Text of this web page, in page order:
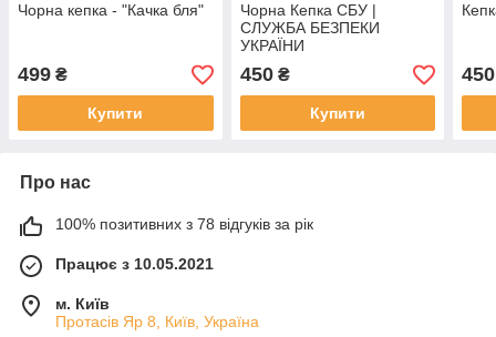
Чорна кепка - "Качка бля"
499 ₴
Купити
Чорна Кепка СБУ |
CЛУЖБА БЕЗПЕКИ
УКРАЇНИ
450₴
Купити
450
Про нас
100% позитивних з 78 відгуків за рік
Працює з 10.05.2021
м. Київ
Протасів Яр 8, Київ, Україна